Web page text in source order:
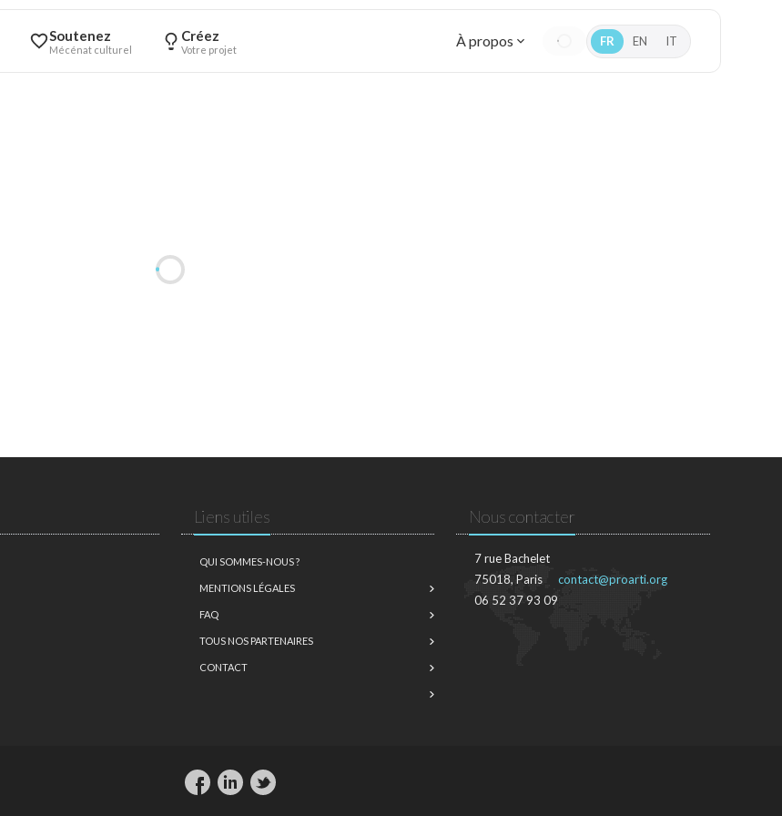
Soutenez
Mécénat culturel
Créez
Votre projet À propos FR EN IT
Liens utiles
QUI SOMMES-NOUS ?
MENTIONS LÉGALES
FAQ
TOUS NOS PARTENAIRES
CONTACT
Nous contacter
7 rue Bachelet
75018, Paris
06 52 37 93 09
contact@proarti.org